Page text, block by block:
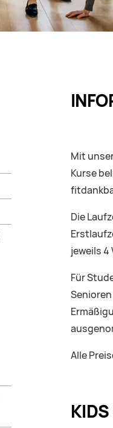
Mit
Kurse
Die
jeweils 4
Für
Alle